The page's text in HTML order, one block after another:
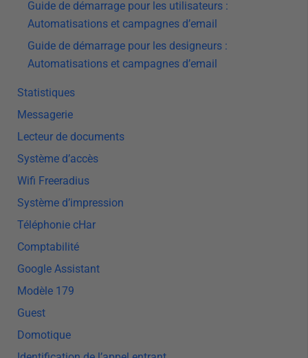
Guide de démarrage pour les utilisateurs :
Automatisations et campagnes d’email
Guide de démarrage pour les designeurs :
Automatisations et campagnes d’email
Statistiques
Messagerie
Lecteur de documents
Système d’accès
Wifi Freeradius
Système d’impression
Téléphonie cHar
Comptabilité
Google Assistant
Modèle 179
Guest
Domotique